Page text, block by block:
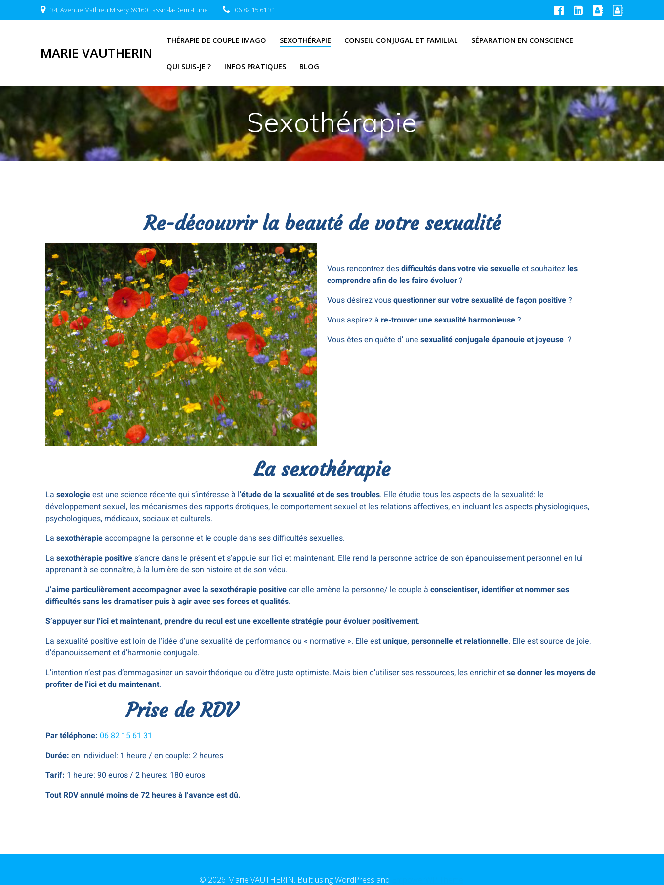
34, Avenue Mathieu Misery 69160 Tassin-la-Demi-Lune 06 82 15 61 31
MARIE VAUTHERIN
THÉRAPIE DE COUPLE IMAGO SEXOTHÉRAPIE CONSEIL CONJUGAL ET FAMILIAL SÉPARATION EN CONSCIENCE
QUI SUIS-JE ? INFOS PRATIQUES BLOG
Sexothérapie
Re-découvrir la beauté de votre sexualité
Vous rencontrez desdifficultés dans votre vie sexuelleet souhaitez les
comprendre afin de les faire évoluer?
Vous désirez vousquestionner sur votre sexualité de façon positive?
Vous aspirez àre-trouver une sexualité harmonieuse?
Vous êtes en quête d’ unesexualité conjugale épanouie et joyeuse ?
La sexothérapie
Lasexologieest une science récente qui s’intéresse à l’étude de la sexualité et de ses troubles. Elle étudie tous les aspects de la sexualité: le
développement sexuel, les mécanismes des rapports érotiques, le comportement sexuel et les relations affectives, en incluant les aspects physiologiques,
psychologiques, médicaux, sociaux et culturels.
Lasexothérapieaccompagne la personne et le couple dans ses difficultés sexuelles.
Lasexothérapie positives’ancre dans le présent et s’appuie sur l’ici et maintenant. Elle rend la personne actrice de son épanouissement personnel en lui
apprenant à se connaître, à la lumière de son histoire et de son vécu.
J’aime particulièrement accompagner avec la sexothérapie positivecar elle amène la personne/ le couple à conscientiser, identifier et nommer ses
difficultés sans les dramatiser puis à agir avec ses forces et qualités.
S’appuyer sur l’ici et maintenant, prendre du recul est une excellente stratégie pour évoluer positivement.
La sexualité positive est loin de l’idée d’une sexualité de performance ou « normative ». Elle estunique, personnelle et relationnelle. Elle est source de joie,
d’épanouissement et d’harmonie conjugale.
L’intention n’est pas d’emmagasiner un savoir théorique ou d’être juste optimiste. Mais bien d’utiliser ses ressources, les enrichir etse donner les moyens de
profiter de l’ici et du maintenant.
Prise de RDV
Par téléphone: 06 82 15 61 31
Durée: en individuel: 1 heure / en couple: 2 heures
Tarif: 1 heure: 90 euros / 2 heures: 180 euros
Tout RDV annulé moins de 72 heures à l’avance est dû.
© 2026 Marie VAUTHERIN. Built using WordPress and .